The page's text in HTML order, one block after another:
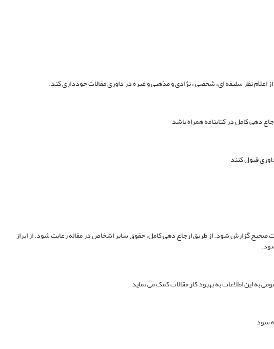
نظر سلیقه ای، شخصی ، نژادی و مذهبی و غیره در داوری مقالات خودداری کند.
دهی کامل در کتابنامه همراه باشد
قبول کنند
صحیح گزارش شود. از طریق ارجاع دهی کامل، حقوق سایر اشخاص در مقاله رعایت شود. از ابراز
به این اطلاعات به بهبود کار مقالات کمک می نماید
شود